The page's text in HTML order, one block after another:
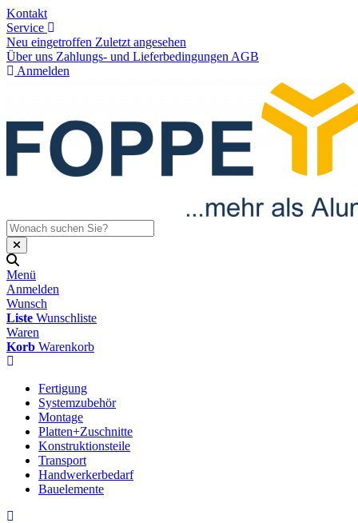
Kontakt
Service
Neu eingetroffen Zuletzt angesehen
Über uns Zahlungs- und Lieferbedingungen AGB
Anmelden
Menü
Anmelden
Wunsch
Liste Wunschliste
Waren
Korb Warenkorb
Fertigung
Systemzubehör
Montage
Platten+Zuschnitte
Konstruktionsteile
Transport
Handwerkerbedarf
Bauelemente